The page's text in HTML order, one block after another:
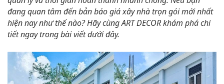
đang quan tâm đến bản báo giá xây nhà trọn gói mới nhất
hiện nay như thế nào? Hãy cùng ART DECOR khám phá chi
tiết ngay trong bài viết dưới đây.